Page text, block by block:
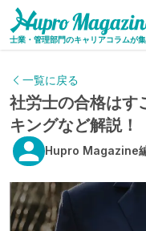
士業・管理部門のキャリアコラムが
一覧に戻る
社労士の合格はす
キングなど解説！
Hupro Magazine